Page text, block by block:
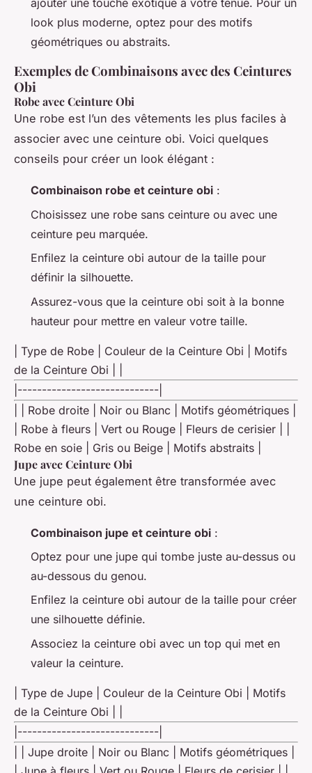
ajouter une touche exotique à votre tenue. Pour un
look plus moderne, optez pour des motifs
géométriques ou abstraits.
Exemples de Combinaisons avec des Ceintures
Obi
Robe avec Ceinture Obi
Une robe est l’un des vêtements les plus faciles à
associer avec une ceinture obi. Voici quelques
conseils pour créer un look élégant :
Combinaison robe et ceinture obi :
Choisissez une robe sans ceinture ou avec une
ceinture peu marquée.
Enfilez la ceinture obi autour de la taille pour
définir la silhouette.
Assurez-vous que la ceinture obi soit à la bonne
hauteur pour mettre en valeur votre taille.
| Type de Robe | Couleur de la Ceinture Obi | Motifs
de la Ceinture Obi | |
|-----------------------------|
| | Robe droite | Noir ou Blanc | Motifs géométriques |
| Robe à fleurs | Vert ou Rouge | Fleurs de cerisier | |
Robe en soie | Gris ou Beige | Motifs abstraits |
Jupe avec Ceinture Obi
Une jupe peut également être transformée avec
une ceinture obi.
Combinaison jupe et ceinture obi :
Optez pour une jupe qui tombe juste au-dessus ou
au-dessous du genou.
Enfilez la ceinture obi autour de la taille pour créer
une silhouette définie.
Associez la ceinture obi avec un top qui met en
valeur la ceinture.
| Type de Jupe | Couleur de la Ceinture Obi | Motifs
de la Ceinture Obi | |
|-----------------------------|
| | Jupe droite | Noir ou Blanc | Motifs géométriques |